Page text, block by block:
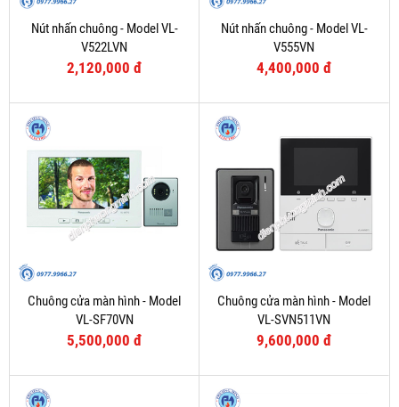
Nút nhấn chuông - Model VL-
V522LVN
2,120,000 đ
Nút nhấn chuông - Model VL-
V555VN
4,400,000 đ
Chuông cửa màn hình - Model
VL-SF70VN
5,500,000 đ
Chuông cửa màn hình - Model
VL-SVN511VN
9,600,000 đ